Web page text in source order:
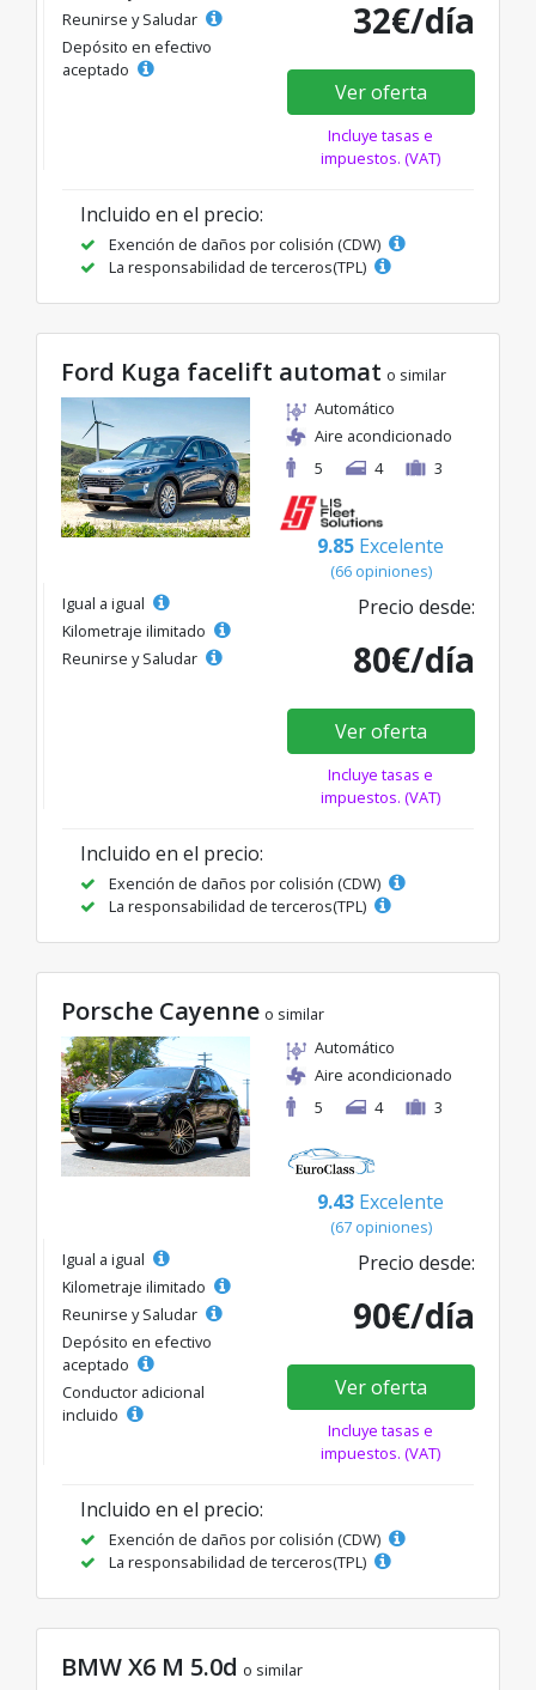
Reunirse y Saludar
Depósito en efectivo
aceptado
32€/día
Ver oferta
Incluye tasas e
impuestos. (VAT)
Incluido en el precio:
Exención de daños por colisión (CDW)
La responsabilidad de terceros(TPL)
Ford Kuga facelift automat o similar
Automático
Aire acondicionado
5
4 3
9.85 Excelente
(66 opiniones)
Igual a igual
Kilometraje ilimitado
Reunirse y Saludar
Precio desde:
80€/día
Ver oferta
Incluye tasas e
impuestos. (VAT)
Incluido en el precio:
Exención de daños por colisión (CDW)
La responsabilidad de terceros(TPL)
Porsche Cayenne o similar
Automático
Aire acondicionado
5
4 3
9.43 Excelente
(67 opiniones)
Igual a igual
Kilometraje ilimitado
Reunirse y Saludar
Depósito en efectivo
aceptado
Conductor adicional
incluido
Precio desde:
90€/día
Ver oferta
Incluye tasas e
impuestos. (VAT)
Incluido en el precio:
Exención de daños por colisión (CDW)
La responsabilidad de terceros(TPL)
BMW X6 M 5.0d o similar